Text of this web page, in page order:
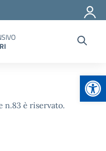
n.83 è riservato.